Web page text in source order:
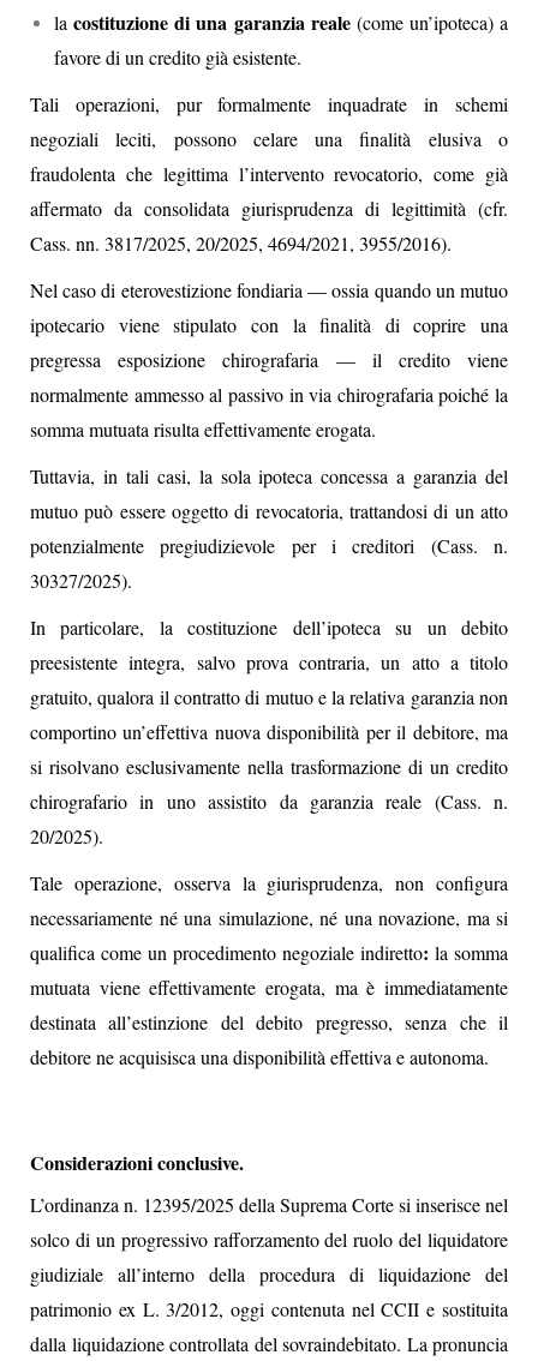
lacostituzione di una garanzia reale(come un’ipoteca) a
favore di un credito già esistente.
Tali operazioni, pur formalmente inquadrate in schemi
negoziali leciti, possono celare una finalità elusiva o
fraudolenta che legittima l’intervento revocatorio, come già
affermato da consolidata giurisprudenza di legittimità (cfr.
Cass. nn. 3817/2025, 20/2025, 4694/2021, 3955/2016).
Nel caso di eterovestizione fondiaria — ossia quando un mutuo
ipotecario viene stipulato con la finalità di coprire una
pregressa esposizione chirografaria — il credito viene
normalmente ammesso al passivo in via chirografaria poiché la
somma mutuata risulta effettivamente erogata.
Tuttavia, in tali casi, la sola ipoteca concessa a garanzia del
mutuo può essere oggetto di revocatoria, trattandosi di un atto
potenzialmente pregiudizievole per i creditori (Cass. n.
30327/2025).
In particolare, la costituzione dell’ipoteca su un debito
preesistente integra, salvo prova contraria, un atto a titolo
gratuito, qualora il contratto di mutuo e la relativa garanzia non
comportino un’effettiva nuova disponibilità per il debitore, ma
si risolvano esclusivamente nella trasformazione di un credito
chirografario in uno assistito da garanzia reale (Cass. n.
20/2025).
Tale operazione, osserva la giurisprudenza, non configura
necessariamente né una simulazione, né una novazione, ma si
qualifica come un procedimento negoziale indiretto: la somma
mutuata viene effettivamente erogata, ma è immediatamente
destinata all’estinzione del debito pregresso, senza che il
debitore ne acquisisca una disponibilità effettiva e autonoma.
Considerazioni conclusive.
L’ordinanza n. 12395/2025 della Suprema Corte si inserisce nel
solco di un progressivo rafforzamento del ruolo del liquidatore
giudiziale all’interno della procedura di liquidazione del
patrimonio ex L. 3/2012, oggi contenuta nel CCII e sostituita
dalla liquidazione controllata del sovraindebitato. La pronuncia